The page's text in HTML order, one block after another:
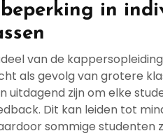
in
van de
als gevolg van grotere
uitdagend zijn om elke
Dit kan leiden tot
sommige